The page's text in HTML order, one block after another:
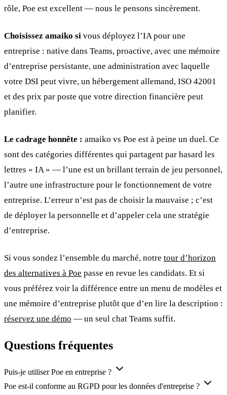
rôle, Poe est excellent — nous le pensons sincèrement.
Choisissez amaiko si vous déployez l’IA pour une
entreprise : native dans Teams, proactive, avec une mémoire
d’entreprise persistante, une administration avec laquelle
votre DSI peut vivre, un hébergement allemand, ISO 42001
et des prix par poste que votre direction financière peut
planifier.
Le cadrage honnête : amaiko vs Poe est à peine un duel. Ce
sont des catégories différentes qui partagent par hasard les
lettres « IA » — l’une est un brillant terrain de jeu personnel,
l’autre une infrastructure pour le fonctionnement de votre
entreprise. L’erreur n’est pas de choisir la mauvaise ; c’est
de déployer la personnelle et d’appeler cela une stratégie
d’entreprise.
Si vous sondez l’ensemble du marché, notre tour d’horizon
des alternatives à Poe passe en revue les candidats. Et si
vous préférez voir la différence entre un menu de modèles et
une mémoire d’entreprise plutôt que d’en lire la description :
réservez une démo — un seul chat Teams suffit.
Questions fréquentes
Puis-je utiliser Poe en entreprise ?
Poe est-il conforme au RGPD pour les données d'entreprise ?